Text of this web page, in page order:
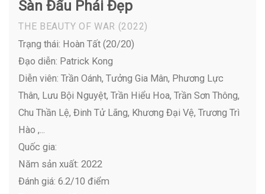
Sàn Đấu Phái Đẹp
THE BEAUTY OF WAR (2022)
Trạng thái: Hoàn Tất (20/20)
Đạo diễn: Patrick Kong
Diễn viên: Trần Oánh, Tưởng Gia Mân, Phương Lực
Thân, Lưu Bội Nguyệt, Trần Hiểu Hoa, Trần Sơn Thông,
Chu Thần Lệ, Đinh Tử Lãng, Khương Đại Vệ, Trương Trì
Hào ,...
Quốc gia:
Năm sản xuất: 2022
Đánh giá: 6.2/10 điểm